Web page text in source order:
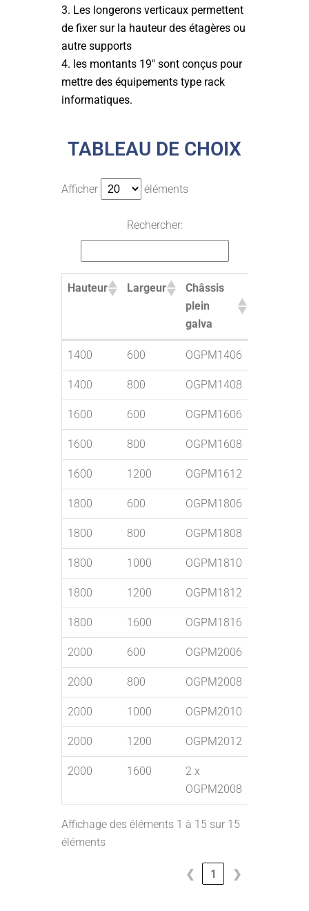
Les longerons verticaux permettent
de fixer sur la hauteur des étagères ou
autre supports
les montants 19″ sont conçus pour
mettre des équipements type rack
informatiques.
TABLEAU DE CHOIX
Afficher éléments
Rechercher:
Hauteur Largeur
Châssis
plein
galva
Hauteur
Largeur
Châssis
plein
galva
1400 600 OGPM1406
1400 800 OGPM1408
1600 600 OGPM1606
1600 800 OGPM1608
1600 1200 OGPM1612
1800 600 OGPM1806
1800 800 OGPM1808
1800 1000 OGPM1810
1800 1200 OGPM1812
1800 1600 OGPM1816
2000 600 OGPM2006
2000 800 OGPM2008
2000 1000 OGPM2010
2000 1200 OGPM2012
2000 1600
2 x
OGPM2008
Affichage des éléments 1 à 15 sur 15
éléments
❮ 1 ❯